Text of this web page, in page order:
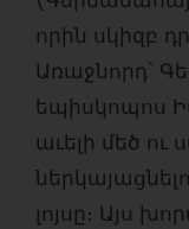
որին սկիզբ
Առաջնորդ`
եպիսկոպոս
աւելի մեծ ու
լոյսը։ Այս